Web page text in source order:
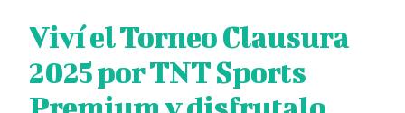
Viví el Torneo Clausura
2025 por TNT Sports